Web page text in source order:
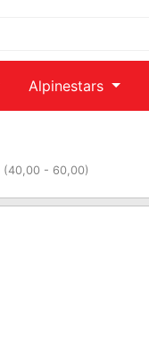
Alpinestars
(40,00 - 60,00)